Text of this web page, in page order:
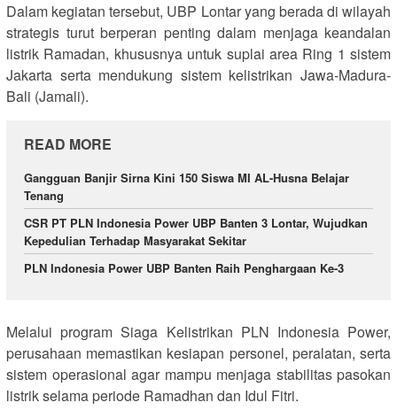
Dalam kegiatan tersebut, UBP Lontar yang berada di wilayah
strategis turut berperan penting dalam menjaga keandalan
listrik Ramadan, khususnya untuk suplai area Ring 1 sistem
Jakarta serta mendukung sistem kelistrikan Jawa-Madura-
Bali (Jamali).
READ MORE
Gangguan Banjir Sirna Kini 150 Siswa MI AL-Husna Belajar
Tenang
CSR PT PLN Indonesia Power UBP Banten 3 Lontar, Wujudkan
Kepedulian Terhadap Masyarakat Sekitar
PLN Indonesia Power UBP Banten Raih Penghargaan Ke-3
Melalui program Siaga Kelistrikan PLN Indonesia Power,
perusahaan memastikan kesiapan personel, peralatan, serta
sistem operasional agar mampu menjaga stabilitas pasokan
listrik selama periode Ramadhan dan Idul Fitri.